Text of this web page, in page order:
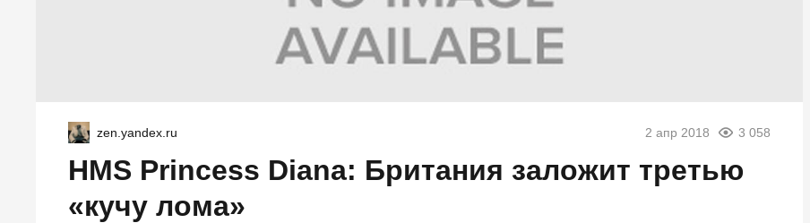
zen.yandex.ru 2 апр 2018 3 058
HMS Princess Diana: Британия заложит третью
«кучу лома»